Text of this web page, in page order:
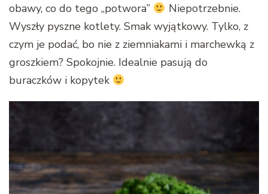
obawy, co do tego „potwora”
Niepotrzebnie.
Wyszły pyszne kotlety. Smak wyjątkowy. Tylko, z
czym je podać, bo nie z ziemniakami i marchewką z
groszkiem? Spokojnie. Idealnie pasują do
buraczków i kopytek